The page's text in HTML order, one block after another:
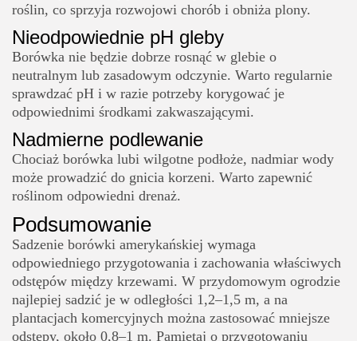
roślin, co sprzyja rozwojowi chorób i obniża plony.
Nieodpowiednie pH gleby
Borówka nie będzie dobrze rosnąć w glebie o
neutralnym lub zasadowym odczynie. Warto regularnie
sprawdzać pH i w razie potrzeby korygować je
odpowiednimi środkami zakwaszającymi.
Nadmierne podlewanie
Chociaż borówka lubi wilgotne podłoże, nadmiar wody
może prowadzić do gnicia korzeni. Warto zapewnić
roślinom odpowiedni drenaż.
Podsumowanie
Sadzenie borówki amerykańskiej wymaga
odpowiedniego przygotowania i zachowania właściwych
odstępów między krzewami. W przydomowym ogrodzie
najlepiej sadzić je w odległości 1,2–1,5 m, a na
plantacjach komercyjnych można zastosować mniejsze
odstępy, około 0,8–1 m. Pamiętaj o przygotowaniu